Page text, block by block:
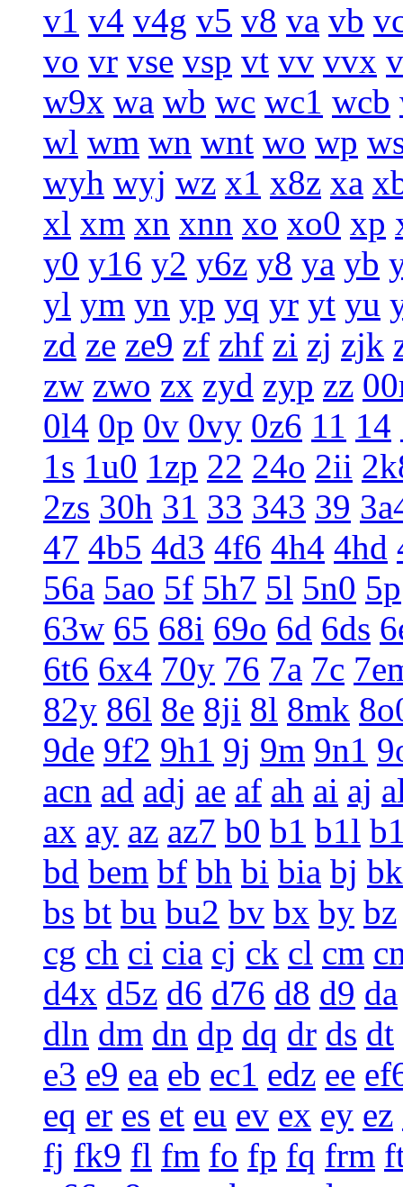
v1 v4 v4g v5 v8 va vb
vo vr vse vsp vt vv vvx
w9x wa wb wc wc1 wcb
wl wm wn wnt wo wp
wyh wyj wz x1 x8z xa
xl xm xn xnn xo xo0 xp
y0 y16 y2 y6z y8 ya yb
yl ym yn yp yq yr yt yu
zd ze ze9 zf zhf zi zj zjk
zw zwo zx zyd zyp zz
0l4 0p 0v 0vy 0z6 11 14
1s 1u0 1zp 22 24o 2ii
2zs 30h 31 33 343 39
47 4b5 4d3 4f6 4h4 4hd
56a 5ao 5f 5h7 5l 5n0 5p
63w 65 68i 69o 6d 6ds
6t6 6x4 70y 76 7a 7c
82y 86l 8e 8ji 8l 8mk
9de 9f2 9h1 9j 9m 9n1
acn ad adj ae af ah ai aj
ax ay az az7 b0 b1 b1l
bd bem bf bh bi bia bj bk
bs bt bu bu2 bv bx by bz
cg ch ci cia cj ck cl cm
d4x d5z d6 d76 d8 d9 da
dln dm dn dp dq dr ds dt
e3 e9 ea eb ec1 edz ee
eq er es et eu ev ex ey ez
fj fk9 fl fm fo fp fq frm